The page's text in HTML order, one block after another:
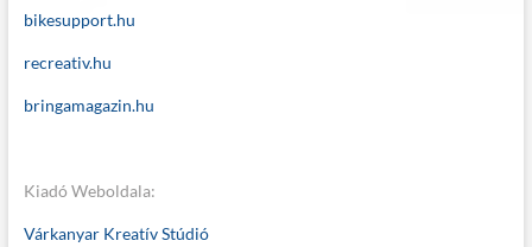
bikesupport.hu
recreativ.hu
bringamagazin.hu
Kiadó Weboldala:
Várkanyar Kreatív Stúdió